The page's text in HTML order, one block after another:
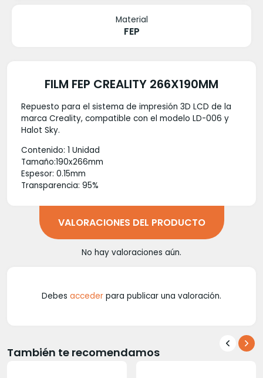
Material
FEP
FILM FEP CREALITY 266X190MM
Repuesto para el sistema de impresión 3D LCD de la
marca Creality, compatible con el modelo LD-006 y
Halot Sky.
Contenido: 1 Unidad
Tamaño:190x266mm
Espesor: 0.15mm
Transparencia: 95%
VALORACIONES DEL PRODUCTO
No hay valoraciones aún.
Debes acceder para publicar una valoración.
También te recomendamos